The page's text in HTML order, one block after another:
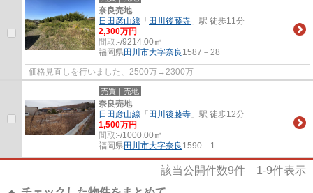
奈良売地
日田彦山線 「 田川後藤寺 」駅 徒歩11分
2,300万円
間取:-/9214.00㎡
福岡県田川市大字奈良 1587－28
価格見直しを行いました、2500万→2300万
売買｜売地
奈良売地
日田彦山線 「 田川後藤寺 」駅 徒歩12分
1,500万円
間取:-/1000.00㎡
福岡県田川市大字奈良 1590－1
該当公開件数9件 1-9件表示